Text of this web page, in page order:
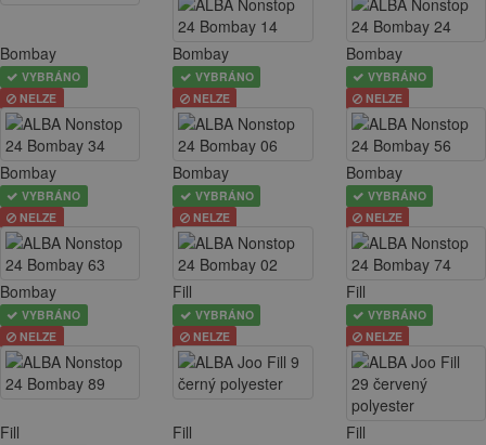
Bombay
VYBRÁNO
NELZE
Bombay
VYBRÁNO
NELZE
Bombay
VYBRÁNO
NELZE
Bombay
VYBRÁNO
NELZE
Bombay
VYBRÁNO
NELZE
Bombay
VYBRÁNO
NELZE
Bombay
VYBRÁNO
NELZE
Fill
VYBRÁNO
NELZE
Fill
VYBRÁNO
NELZE
Fill Fill Fill